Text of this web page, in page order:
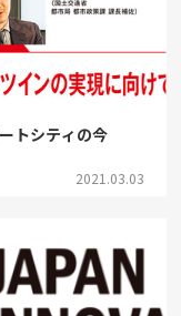
トシティの今
2021.03.03